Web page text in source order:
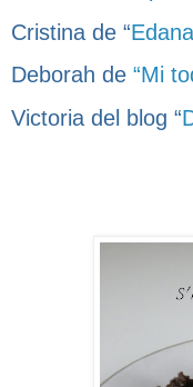
Cristina de “
Deborah de “Mi
Victoria del blog “